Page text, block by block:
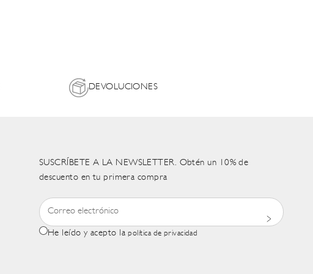
DEVOLUCIONES
SUSCRÍBETE A LA NEWSLETTER. Obtén un 10% de
descuento en tu primera compra
He leído y acepto lapolítica de privacidad